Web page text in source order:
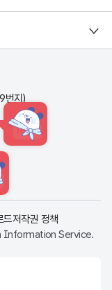
번지)
HINT
드저작권 정책
Information Service.